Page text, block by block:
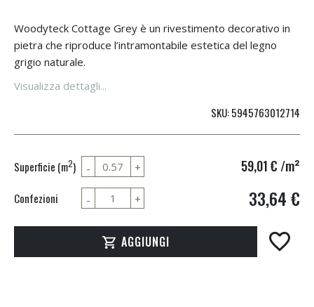
Woodyteck Cottage Grey è un rivestimento decorativo in
pietra che riproduce l’intramontabile estetica del legno
grigio naturale.
Visualizza dettagli...
SKU 5945763012714
Superficie (m2) 59,01 € /m²
33,64 €
Confezioni
AGGIUNGI